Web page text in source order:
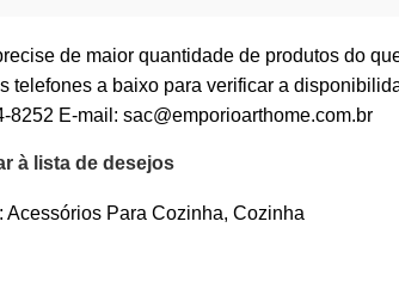
de maior quantidade de produtos do
telefones a baixo para verificar a
8252 E-mail: sac@emporioarthome.com.br
à lista de desejos
Acessórios Para Cozinha, Cozinha